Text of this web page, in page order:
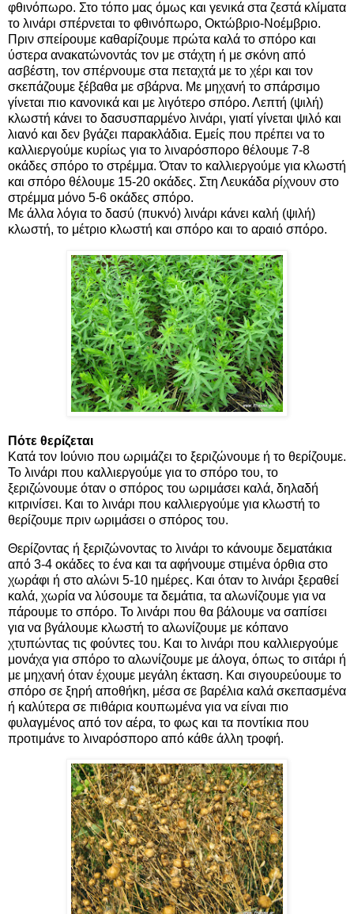
φθινόπωρο. Στο τόπο μας όμως και γενικά στα ζεστά κλίματα
το λινάρι σπέρνεται το φθινόπωρο, Οκτώβριο-Νοέμβριο.
Πριν σπείρουμε καθαρίζουμε πρώτα καλά το σπόρο και
ύστερα ανακατώνοντάς τον με στάχτη ή με σκόνη από
ασβέστη, τον σπέρνουμε στα πεταχτά με το χέρι και τον
σκεπάζουμε ξέβαθα με σβάρνα. Με μηχανή το σπάρσιμο
γίνεται πιο κανονικά και με λιγότερο σπόρο. Λεπτή (ψιλή)
κλωστή κάνει το δασυσπαρμένο λινάρι, γιατί γίνεται ψιλό και
λιανό και δεν βγάζει παρακλάδια. Εμείς που πρέπει να το
καλλιεργούμε κυρίως για το λιναρόσπορο θέλουμε 7-8
οκάδες σπόρο το στρέμμα. Όταν το καλλιεργούμε για κλωστή
και σπόρο θέλουμε 15-20 οκάδες. Στη Λευκάδα ρίχνουν στο
στρέμμα μόνο 5-6 οκάδες σπόρο.
Με άλλα λόγια το δασύ (πυκνό) λινάρι κάνει καλή (ψιλή)
κλωστή, το μέτριο κλωστή και σπόρο και το αραιό σπόρο.
Πότε θερίζεται
Κατά τον Ιούνιο που ωριμάζει το ξεριζώνουμε ή το θερίζουμε.
Το λινάρι που καλλιεργούμε για το σπόρο του, το
ξεριζώνουμε όταν ο σπόρος του ωριμάσει καλά, δηλαδή
κιτρινίσει. Και το λινάρι που καλλιεργούμε για κλωστή το
θερίζουμε πριν ωριμάσει ο σπόρος του.
Θερίζοντας ή ξεριζώνοντας το λινάρι το κάνουμε δεματάκια
από 3-4 οκάδες το ένα και τα αφήνουμε στιμένα όρθια στο
χωράφι ή στο αλώνι 5-10 ημέρες. Και όταν το λινάρι ξεραθεί
καλά, χωρία να λύσουμε τα δεμάτια, τα αλωνίζουμε για να
πάρουμε το σπόρο. Το λινάρι που θα βάλουμε να σαπίσει
για να βγάλουμε κλωστή το αλωνίζουμε με κόπανο
χτυπώντας τις φούντες του. Και το λινάρι που καλλιεργούμε
μονάχα για σπόρο το αλωνίζουμε με άλογα, όπως το σιτάρι ή
με μηχανή όταν έχουμε μεγάλη έκταση. Και σιγουρεύουμε το
σπόρο σε ξηρή αποθήκη, μέσα σε βαρέλια καλά σκεπασμένα
ή καλύτερα σε πιθάρια κουπωμένα για να είναι πιο
φυλαγμένος από τον αέρα, το φως και τα ποντίκια που
προτιμάνε το λιναρόσπορο από κάθε άλλη τροφή.